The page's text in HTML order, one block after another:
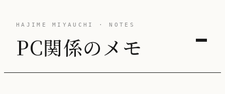
HAJIME MIYAUCHI · NOTES
PC関係のメモ